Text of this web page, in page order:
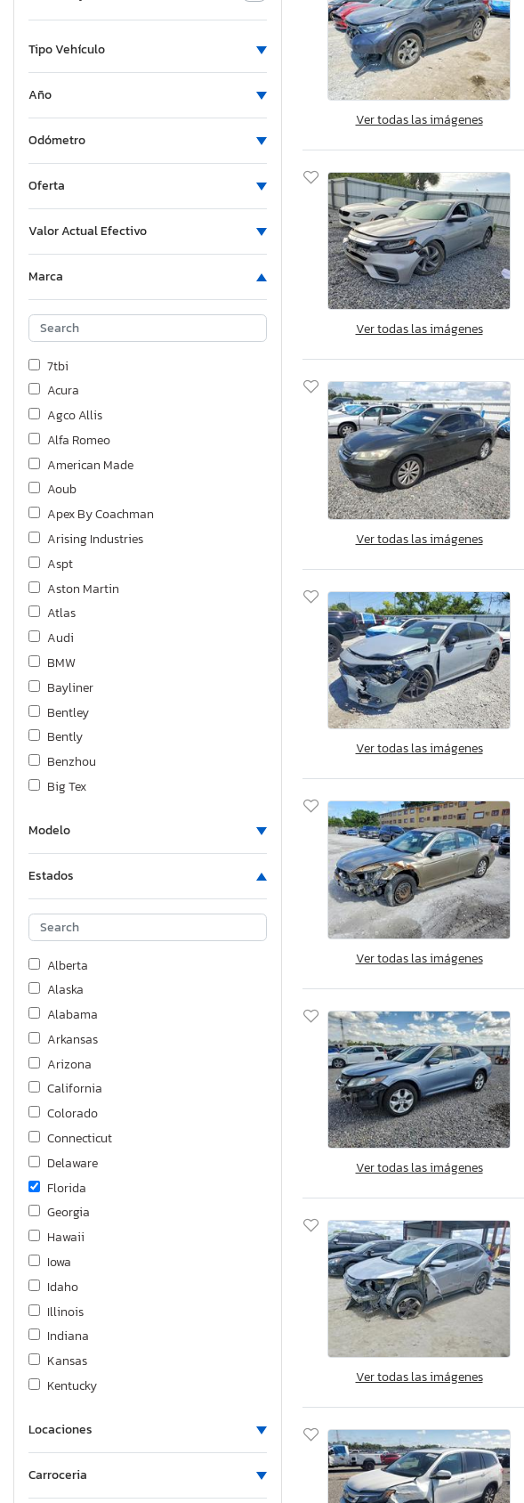
Tipo Vehículo
Año
Odómetro
Oferta
Valor Actual Efectivo
Marca
7tbi
Acura
Agco Allis
Alfa Romeo
American Made
Aoub
Apex By Coachman
Arising Industries
Aspt
Aston Martin
Atlas
Audi
BMW
Bayliner
Bentley
Bently
Benzhou
Big Tex
Boat
Butler
Cadillac
Caliber
Calico
Can-Am
Cf Moto
Chev
Chevrolet
Chrysler
Cito
Clement
Club Car
Coachmen
Continental
DWD
Damon
Diamond Cargo
Dodge
Eats
Ezgo
Fast Cargo
Ferrari
Fiat
Fleetwood
Modelo
Estados
Alberta
Alaska
Alabama
Arkansas
Arizona
California
Colorado
Connecticut
Delaware
Florida
Georgia
Hawaii
Iowa
Idaho
Illinois
Indiana
Kansas
Kentucky
Massachusetts
Maine
Locaciones
Carroceria
Ver todas las imágenes
Ver todas las imágenes
Ver todas las imágenes
Ver todas las imágenes
Ver todas las imágenes
Ver todas las imágenes
Ver todas las imágenes